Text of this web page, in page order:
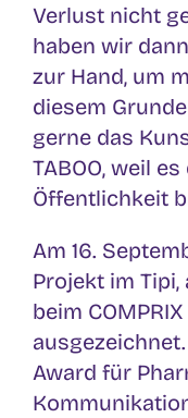
Verlust nicht
haben wir
zur Hand, um
diesem
gerne das
TABOO, weil
Öffentlichkeit
Am 16.
Projekt im
beim
Award für